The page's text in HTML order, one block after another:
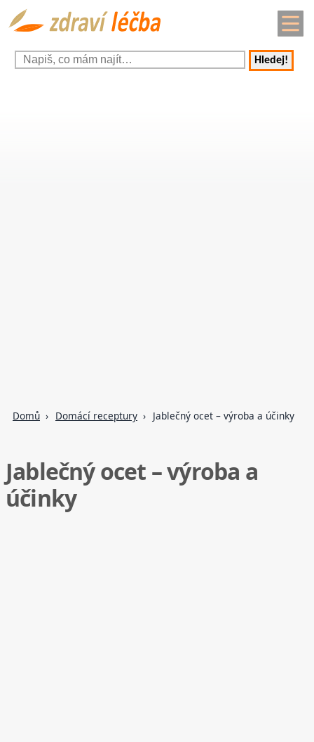
Hledej!
Domů Domácí receptury Jablečný ocet – výroba a účinky
Jablečný ocet – výroba a
účinky